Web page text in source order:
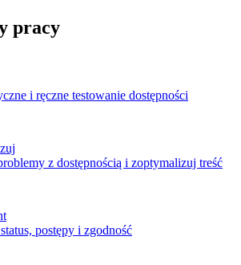
pracy
i ręczne testowanie dostępności
z dostępnością i zoptymalizuj treść
postępy i zgodność